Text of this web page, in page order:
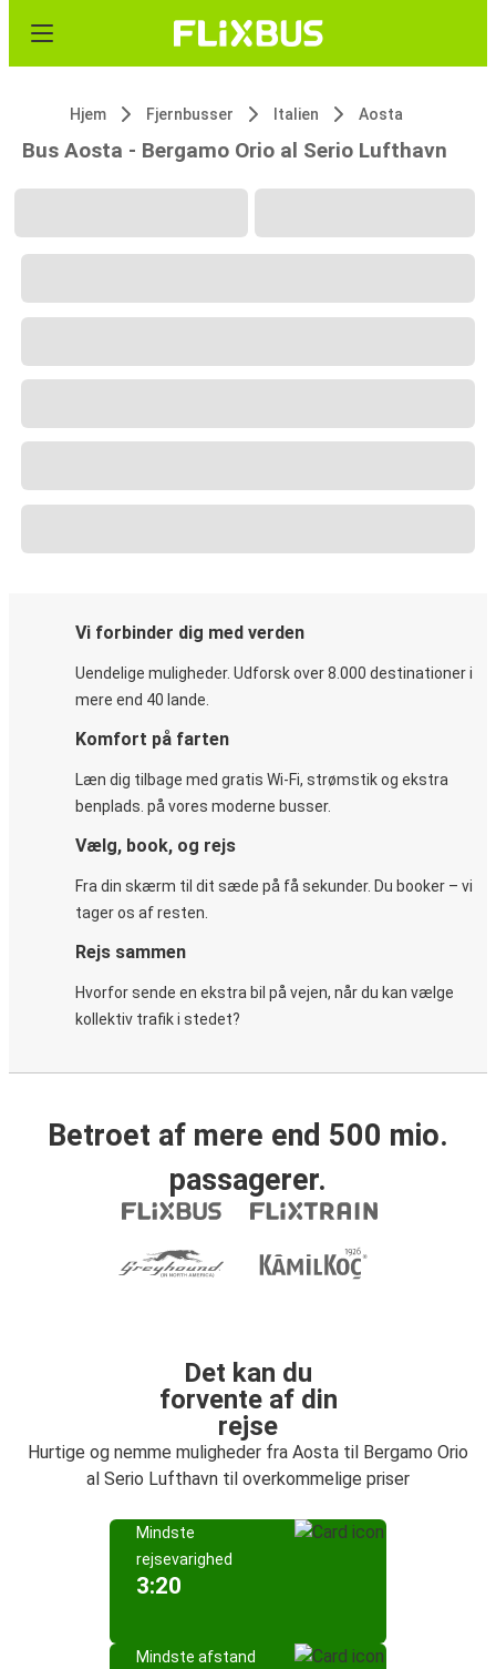
Hjem Fjernbusser Italien Aosta
Bus Aosta - Bergamo Orio al Serio Lufthavn
Vi forbinder dig med verden
Uendelige muligheder. Udforsk over 8.000 destinationer i
mere end 40 lande.
Komfort på farten
Læn dig tilbage med gratis Wi-Fi, strømstik og ekstra
benplads. på vores moderne busser.
Vælg, book, og rejs
Fra din skærm til dit sæde på få sekunder. Du booker – vi
tager os af resten.
Rejs sammen
Hvorfor sende en ekstra bil på vejen, når du kan vælge
kollektiv trafik i stedet?
Betroet af mere end 500 mio.
passagerer.
Det kan du
forvente af din
rejse
Hurtige og nemme muligheder fra Aosta til Bergamo Orio
al Serio Lufthavn til overkommelige priser
Mindste
rejsevarighed
3:20
Mindste afstand